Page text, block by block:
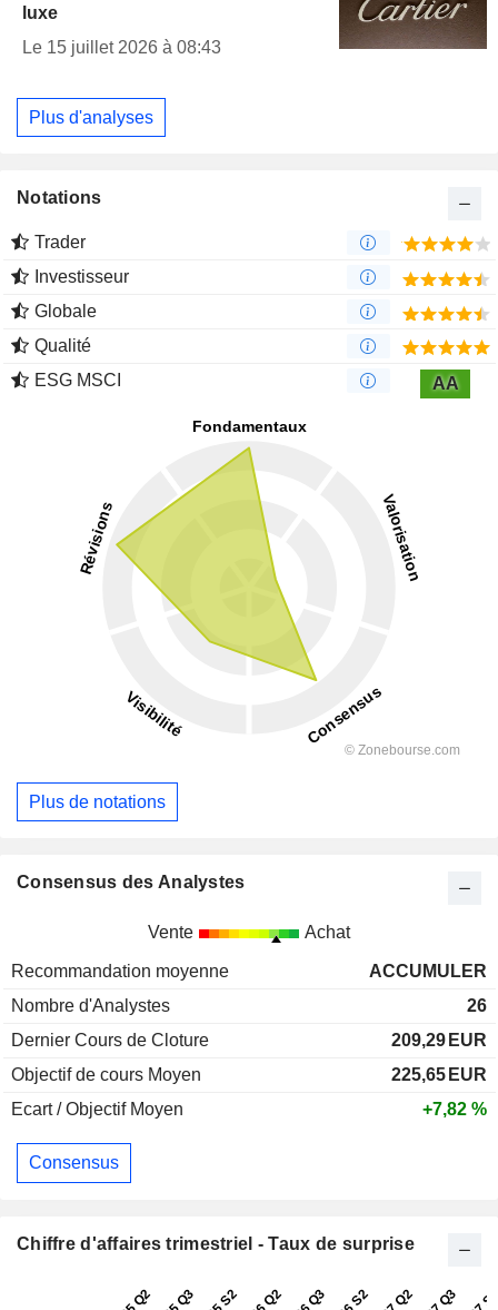
luxe
Le 15 juillet 2026 à 08:43
Plus d'analyses
Notations
Trader
Investisseur
Globale
Qualité
ESG MSCI
AA
Plus de notations
Consensus des Analystes
Vente Achat
Recommandation moyenne
ACCUMULER
Nombre d'Analystes
26
Dernier Cours de Cloture
209,29 EUR
Objectif de cours Moyen
225,65 EUR
Ecart / Objectif Moyen
+7,82 %
Consensus
Chiffre d'affaires trimestriel - Taux de surprise